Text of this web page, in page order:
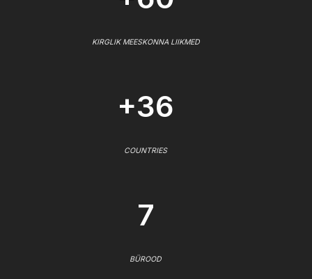
KIRGLIK MEESKONNA LIIKMED
+36
COUNTRIES
7
BÜROOD